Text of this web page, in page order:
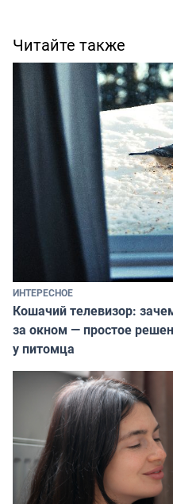
Читайте также
ИНТЕРЕСНОЕ
Кошачий телевизор:
за окном — простое
у питомца